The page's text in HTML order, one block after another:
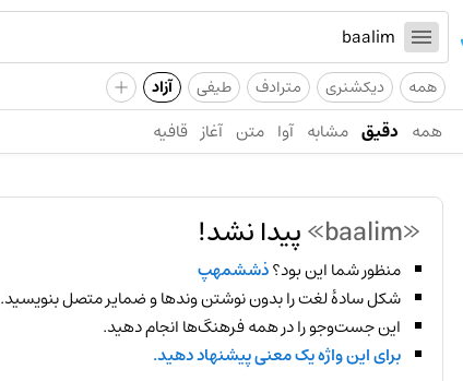
همه دیکشنری مترادف طیفی آزاد +
همه دقیق مشابه آوا متن آغاز قافیه
«baalim» پیدا نشد!
منظور شما این بود؟ذششمهپ
شکل سادهٔ لغت را بدون نوشتن وندها و ضمایر متصل بنویسید.
این جست‌وجو را در همه فرهنگ‌ها انجام دهید.
برای این واژه یک معنی پیشنهاد دهید.